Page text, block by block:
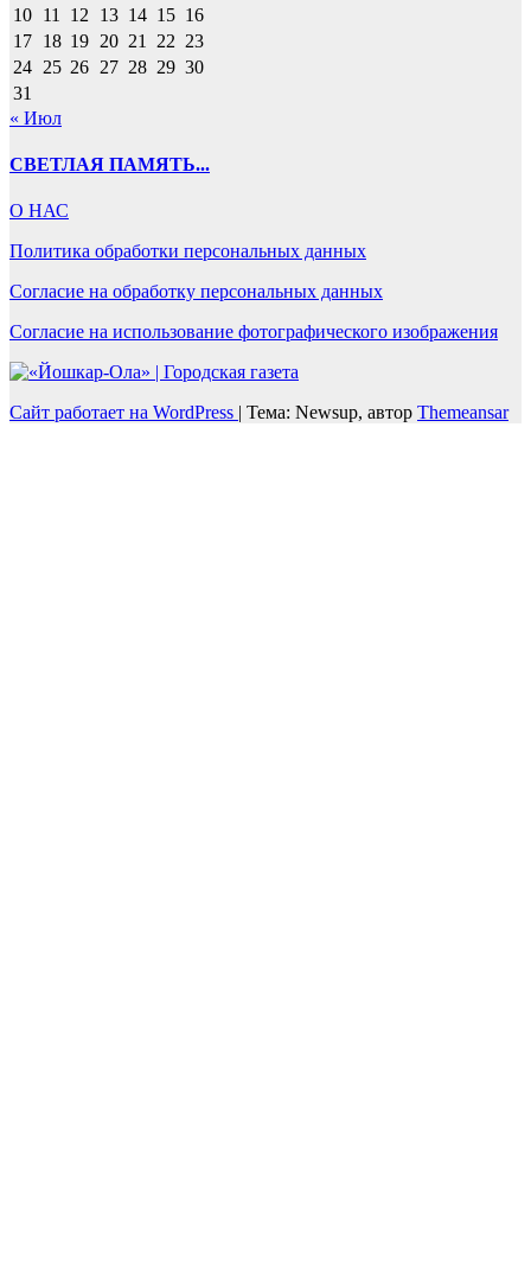
10 11 12 13 14 15 16
17 18 19 20 21 22 23
24 25 26 27 28 29 30
31
« Июл
СВЕТЛАЯ ПАМЯТЬ...
О НАС
Политика обработки персональных данных
Согласие на обработку персональных данных
Согласие на использование фотографического изображения
Сайт работает на WordPress | Тема: Newsup, автор Themeansar